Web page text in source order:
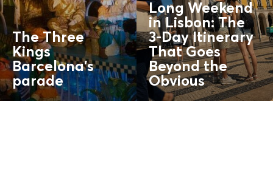
The Three
Kings
Barcelona’s
parade
Long Weekend
in Lisbon: The
3-Day Itinerary
That Goes
Beyond the
Obvious